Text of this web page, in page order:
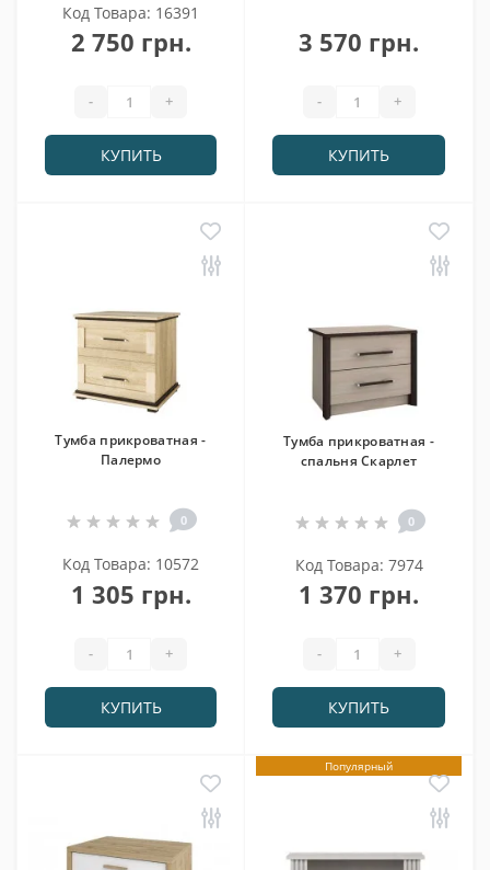
Код Товара: 16391
2 750 грн.
- +
КУПИТЬ
3 570 грн.
- +
КУПИТЬ
Тумба прикроватная -
Палермо
0
Код Товара: 10572
1 305 грн.
- +
КУПИТЬ
Тумба прикроватная -
спальня Скарлет
0
Код Товара: 7974
1 370 грн.
- +
КУПИТЬ
Популярный